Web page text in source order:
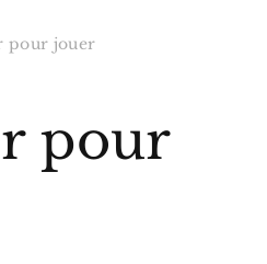
pour jouer
pour